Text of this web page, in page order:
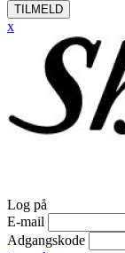
TILMELD
x
Log på
E-mail
Adgangskode